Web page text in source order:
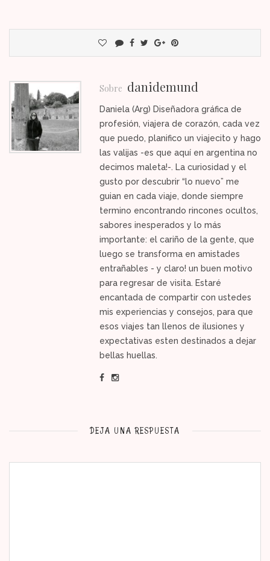
Sobre danidemund
Daniela (Arg) Diseñadora gráfica de
profesión, viajera de corazón, cada vez
que puedo, planifico un viajecito y hago
las valijas -es que aquí en argentina no
decimos maleta!-. La curiosidad y el
gusto por descubrir “lo nuevo” me
guian en cada viaje, donde siempre
termino encontrando rincones ocultos,
sabores inesperados y lo más
importante: el cariño de la gente, que
luego se transforma en amistades
entrañables - y claro! un buen motivo
para regresar de visita. Estaré
encantada de compartir con ustedes
mis experiencias y consejos, para que
esos viajes tan llenos de ilusiones y
expectativas esten destinados a dejar
bellas huellas.
DEJA UNA RESPUESTA